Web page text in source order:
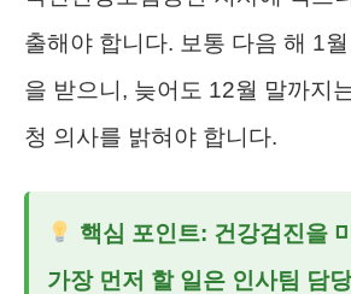
출해야 합니다. 보통 다음 해 1
을 받으니, 늦어도 12월 말까지
청 의사를 밝혀야 합니다.
핵심 포인트: 건강검진을
가장 먼저 할 일은 인사팀 담